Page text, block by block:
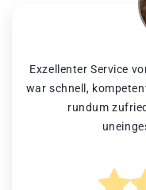
Exzellenter Service
war schnell,
rundum